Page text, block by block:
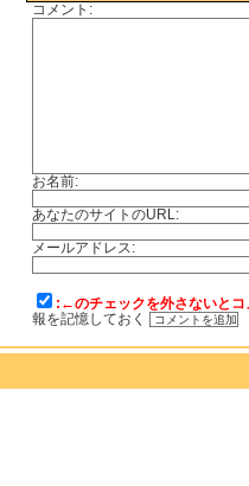
コメント:
お名前:
あなたのサイトのURL:
メールアドレス:
:←のチェックを外さないと
報を記憶しておく